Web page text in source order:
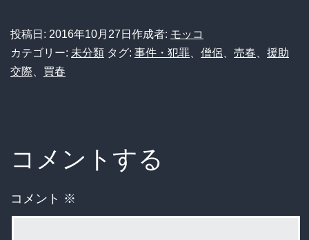
投稿日: 2016年10月27日 作成者: モッコ
カテゴリー: 未分類 タグ: 事件・犯罪 僧侶 売春
援助
交際
買春
コメントする
コメント ※